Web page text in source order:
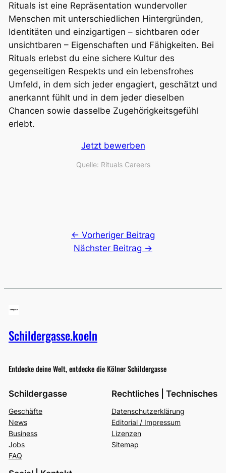
Rituals ist eine Repräsentation wundervoller
Menschen mit unterschiedlichen Hintergründen,
Identitäten und einzigartigen – sichtbaren oder
unsichtbaren – Eigenschaften und Fähigkeiten. Bei
Rituals erlebst du eine sichere Kultur des
gegenseitigen Respekts und ein lebensfrohes
Umfeld, in dem sich jeder engagiert, geschätzt und
anerkannt fühlt und in dem jeder dieselben
Chancen sowie dasselbe Zugehörigkeitsgefühl
erlebt.
Jetzt bewerben
Quelle: Rituals Careers
← Vorheriger Beitrag
Nächster Beitrag →
Schildergasse.koeln
Entdecke deine Welt, entdecke die Kölner Schildergasse
Schildergasse
Geschäfte
News
Business
Jobs
FAQ
Rechtliches | Technisches
Datenschutzerklärung
Editorial / Impressum
Lizenzen
Sitemap